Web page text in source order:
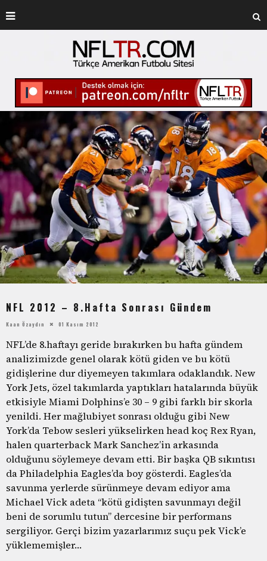
NFL 2012 – 8.Hafta Sonrası Gündem
Kaan Özaydın 01 Kasım 2012
NFL’de 8.haftayı geride bırakırken bu hafta gündem
analizimizde genel olarak kötü giden ve bu kötü
gidişlerine dur diyemeyen takımlara odaklandık. New
York Jets, özel takımlarda yaptıkları hatalarında büyük
etkisiyle Miami Dolphins’e 30 – 9 gibi farklı bir skorla
yenildi. Her mağlubiyet sonrası olduğu gibi New
York’da Tebow sesleri yükselirken head koç Rex Ryan,
halen quarterback Mark Sanchez’in arkasında
olduğunu söylemeye devam etti. Bir başka QB sıkıntısı
da Philadelphia Eagles’da boy gösterdi. Eagles’da
savunma yerlerde sürünmeye devam ediyor ama
Michael Vick adeta “kötü gidişten savunmayı değil
beni de sorumlu tutun” dercesine bir performans
sergiliyor. Gerçi bizim yazarlarımız suçu pek Vick’e
yüklememişler…